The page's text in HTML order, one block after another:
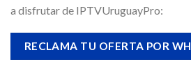
a disfrutar de IPTVUruguayPro:
RECLAMA TU OFERTA POR